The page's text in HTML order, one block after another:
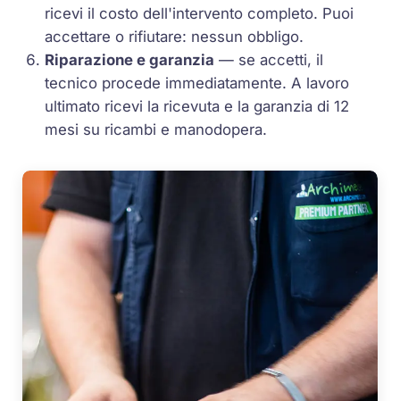
ricevi il costo dell'intervento completo. Puoi
accettare o rifiutare: nessun obbligo.
Riparazione e garanzia — se accetti, il
tecnico procede immediatamente. A lavoro
ultimato ricevi la ricevuta e la garanzia di 12
mesi su ricambi e manodopera.